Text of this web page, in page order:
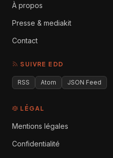
À propos
Presse & mediakit
Contact
SUIVRE EDD
RSS Atom JSON Feed
LÉGAL
Mentions légales
Confidentialité